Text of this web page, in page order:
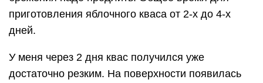
приготовления яблочного кваса от 2-х до 4-х
дней.
У меня через 2 дня квас получился уже
достаточно резким. На поверхности появилась